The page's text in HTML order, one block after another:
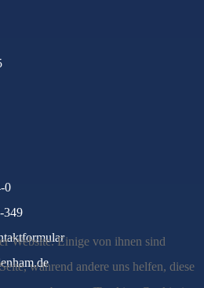
0
349
Website. Einige von ihnen sind
während andere uns helfen, diese